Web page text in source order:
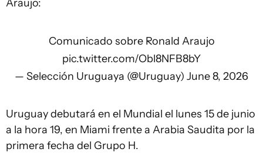
Araujo:
Comunicado sobre Ronald Araujo
pic.twitter.com/Obl8NFB8bY
— Selección Uruguaya (@Uruguay) June 8, 2026
Uruguay debutará en el Mundial el lunes 15 de junio
a la hora 19, en Miami frente a Arabia Saudita por la
primera fecha del Grupo H.